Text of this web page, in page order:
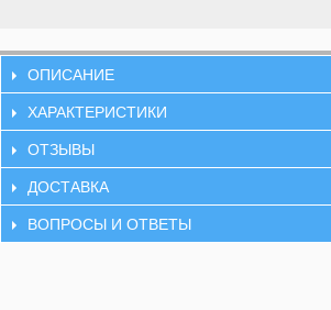
ОПИСАНИЕ
ХАРАКТЕРИСТИКИ
ОТЗЫВЫ
ДОСТАВКА
ВОПРОСЫ И ОТВЕТЫ